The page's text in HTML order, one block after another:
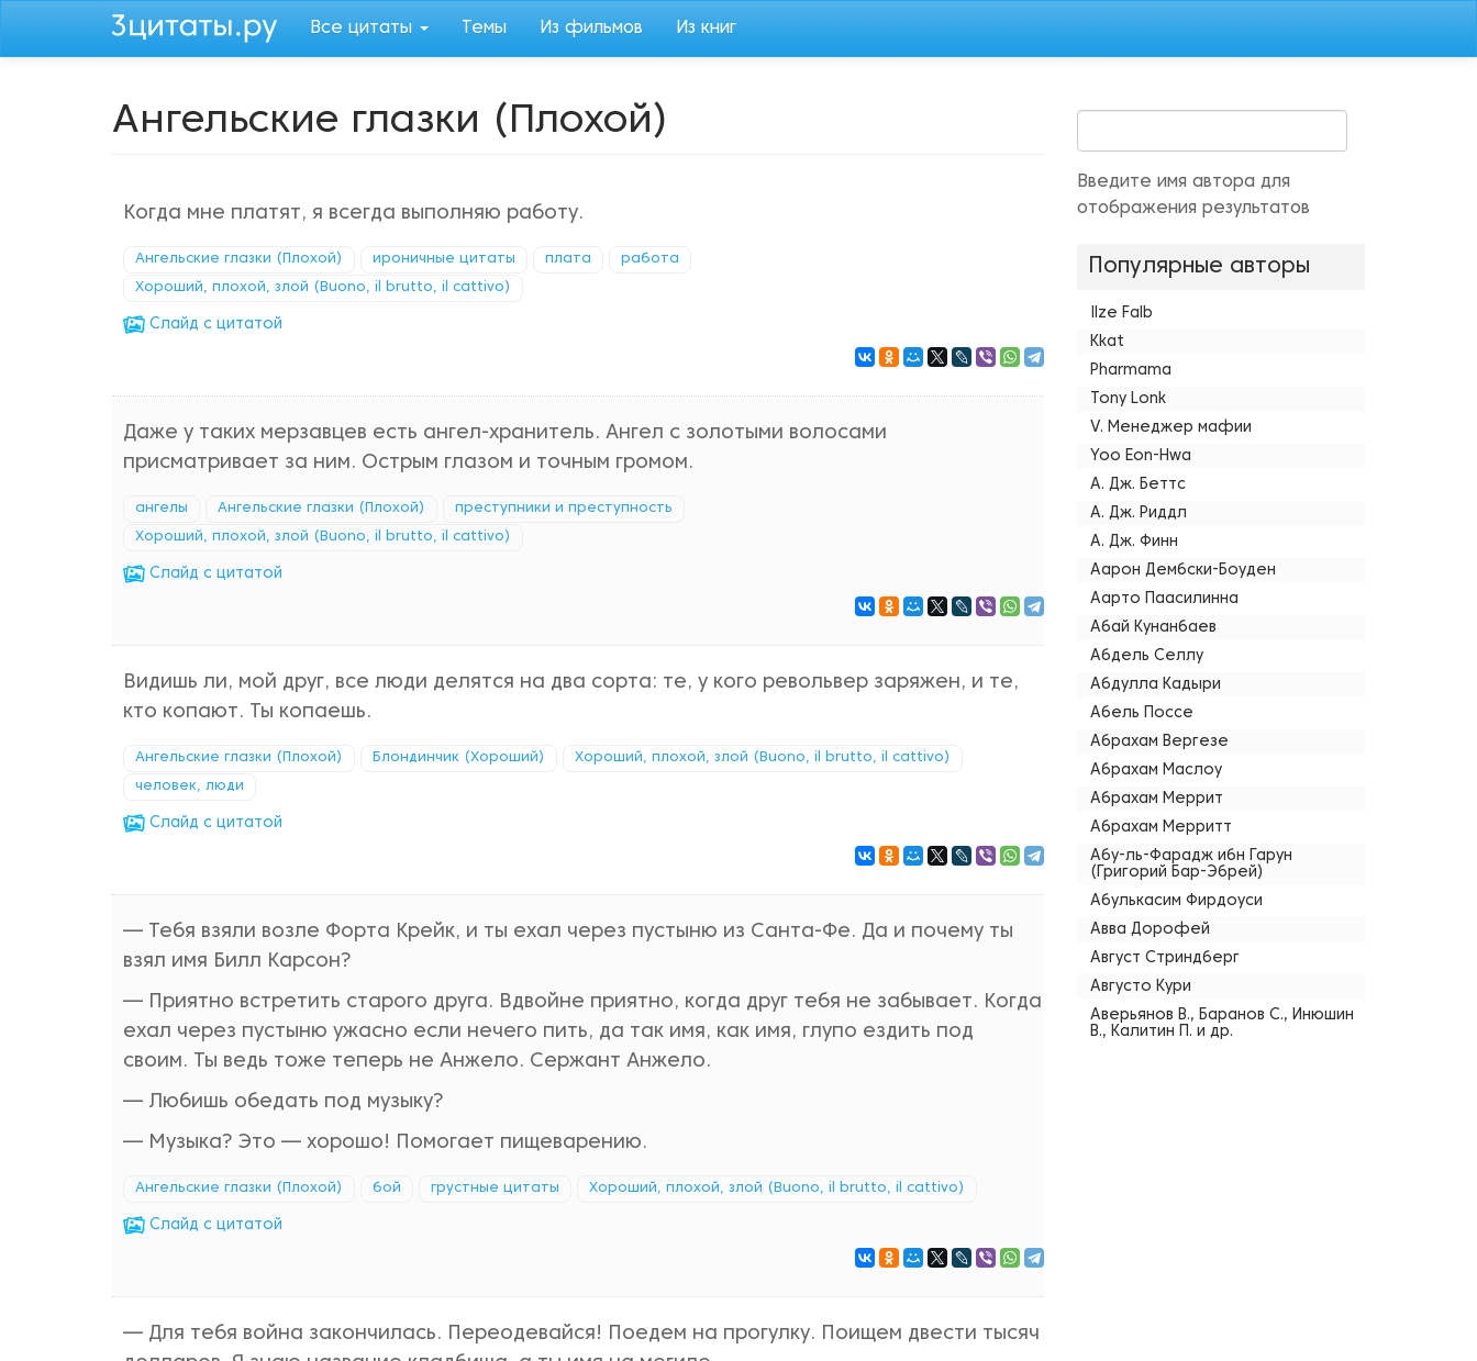
Все цитаты Темы Из фильмов Из книг
Ангельские глазки (Плохой)
Когда мне платят, я всегда выполняю работу.
Ангельские глазки (Плохой) ироничные цитаты плата работа
Хороший, плохой, злой (Buono, il brutto, il cattivo)
Cлайд с цитатой
Даже у таких мерзавцев есть ангел-хранитель. Ангел с золотыми волосами
присматривает за ним. Острым глазом и точным громом.
ангелы Ангельские глазки (Плохой) преступники и преступность
Хороший, плохой, злой (Buono, il brutto, il cattivo)
Cлайд с цитатой
Видишь ли, мой друг, все люди делятся на два сорта: те, у кого револьвер заряжен, и те,
кто копают. Ты копаешь.
Ангельские глазки (Плохой) Блондинчик (Хороший) Хороший, плохой, злой (Buono, il brutto, il cattivo)
человек, люди
Cлайд с цитатой
— Тебя взяли возле Форта Крейк, и ты ехал через пустыню из Санта-Фе. Да и почему ты
взял имя Билл Карсон?
— Приятно встретить старого друга. Вдвойне приятно, когда друг тебя не забывает. Когда
ехал через пустыню ужасно если нечего пить, да так имя, как имя, глупо ездить под
своим. Ты ведь тоже теперь не Анжело. Сержант Анжело.
— Любишь обедать под музыку?
— Музыка? Это — хорошо! Помогает пищеварению.
Ангельские глазки (Плохой) бой грустные цитаты Хороший, плохой, злой (Buono, il brutto, il cattivo)
Cлайд с цитатой
— Для тебя война закончилась. Переодевайся! Поедем на прогулку. Поищем двести тысяч
Введите имя автора для
отображения результатов
Популярные авторы
Ilze Falb
Kkat
Pharmama
Tony Lonk
V. Менеджер мафии
Yoo Eon-Hwa
А. Дж. Беттс
А. Дж. Риддл
А. Дж. Финн
Аарон Дембски-Боуден
Аарто Паасилинна
Абай Кунанбаев
Абдель Селлу
Абдулла Кадыри
Абель Поссе
Абрахам Вергезе
Абрахам Маслоу
Абрахам Меррит
Абрахам Мерритт
Абу-ль-Фарадж ибн Гарун
(Григорий Бар-Эбрей)
Абулькасим Фирдоуси
Авва Дорофей
Август Стриндберг
Августо Кури
Аверьянов В., Баранов С., Инюшин
В., Калитин П. и др.